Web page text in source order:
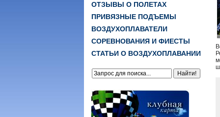
ОТЗЫВЫ О ПОЛЕТАХ
ПРИВЯЗНЫЕ ПОДЪЕМЫ
ВОЗДУХОПЛАВАТЕЛИ
СОРЕВНОВАНИЯ И ФИЕСТЫ
СТАТЬИ О ВОЗДУХОПЛАВАНИИ